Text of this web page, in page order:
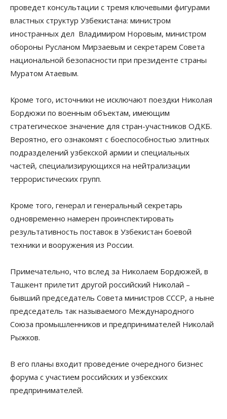
проведет консультации с тремя ключевыми фигурами
властных структур Узбекистана: министром
иностранных дел Владимиром Норовым, министром
обороны Русланом Мирзаевым и секретарем Совета
национальной безопасности при президенте страны
Муратом Атаевым.
Кроме того, источники не исключают поездки Николая
Бордюжи по военным объектам, имеющим
стратегическое значение для стран-участников ОДКБ.
Вероятно, его ознакомят с боеспособностью элитных
подразделений узбекской армии и специальных
частей, специализирующихся на нейтрализации
террористических групп.
Кроме того, генерал и генеральный секретарь
одновременно намерен проинспектировать
результативность поставок в Узбекистан боевой
техники и вооружения из России.
Примечательно, что вслед за Николаем Бордюжей, в
Ташкент прилетит другой российский Николай –
бывший председатель Совета министров СССР, а ныне
председатель так называемого Международного
Союза промышленников и предпринимателей Николай
Рыжков.
В его планы входит проведение очередного бизнес
форума с участием российских и узбекских
предпринимателей.